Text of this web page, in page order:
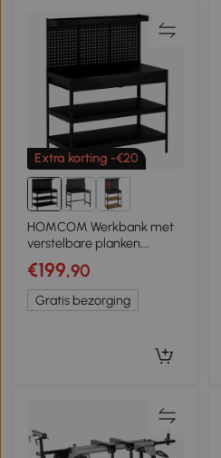
Extra korting -€20
HOMCOM Werkbank met
verstelbare planken,
robuuste werkstation met
perforatiewand en 2 lades,
122 x 61 x 156 cm, Zwart
€199,90
Gratis bezorging